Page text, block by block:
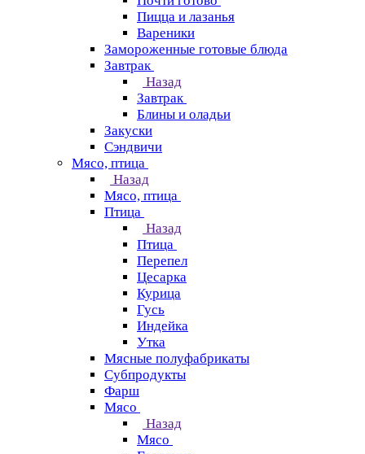
Пицца и лазанья
Вареники
Замороженные готовые блюда
Завтрак
Назад
Завтрак
Блины и оладьи
Закуски
Сэндвичи
Мясо, птица
Назад
Мясо, птица
Птица
Назад
Птица
Перепел
Цесарка
Курица
Гусь
Индейка
Утка
Мясные полуфабрикаты
Субпродукты
Фарш
Мясо
Назад
Мясо